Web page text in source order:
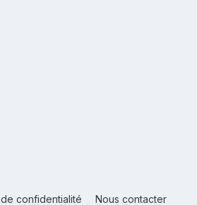
confidentialité Nous contacter